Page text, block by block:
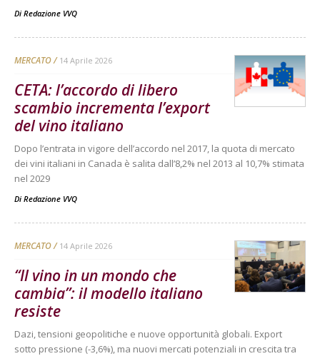
Di Redazione VVQ
MERCATO 14 Aprile 2026
CETA: l’accordo di libero
scambio incrementa l’export
del vino italiano
Dopo l’entrata in vigore dell’accordo nel 2017, la quota di mercato
dei vini italiani in Canada è salita dall’8,2% nel 2013 al 10,7% stimata
nel 2029
Di Redazione VVQ
MERCATO 14 Aprile 2026
“Il vino in un mondo che
cambia”: il modello italiano
resiste
Dazi, tensioni geopolitiche e nuove opportunità globali. Export
sotto pressione (-3,6%), ma nuovi mercati potenziali in crescita tra